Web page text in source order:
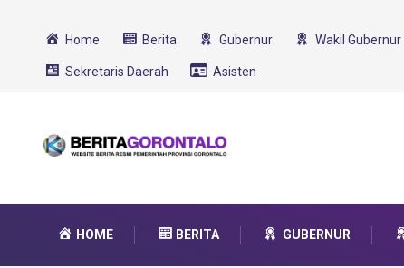
Home Berita Gubernur Wakil Gubernur
Sekretaris Daerah Asisten
HOME BERITA GUBERNUR